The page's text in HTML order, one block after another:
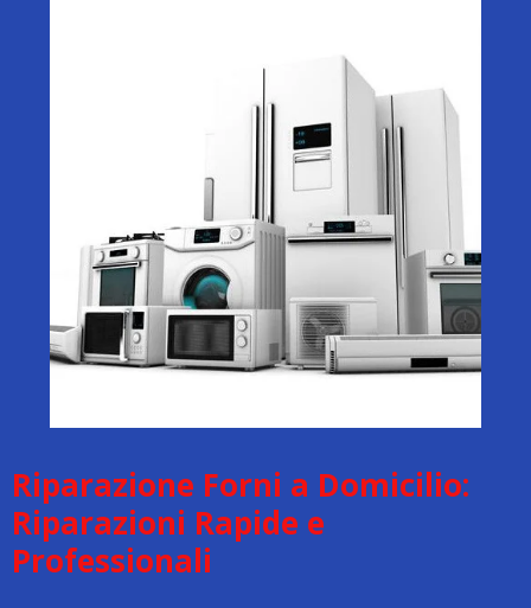
Riparazione Forni a Domicilio:
Riparazioni Rapide e
Professionali